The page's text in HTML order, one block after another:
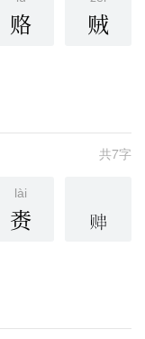
赂 贼
共7字
lài
赉